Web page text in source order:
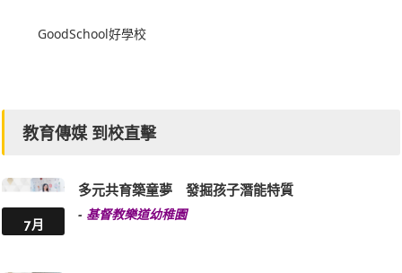
GoodSchool好學校
教育傳媒 到校直擊
7月
多元共育築童夢 發掘孩子潛能特質
- 基督教樂道幼稚園